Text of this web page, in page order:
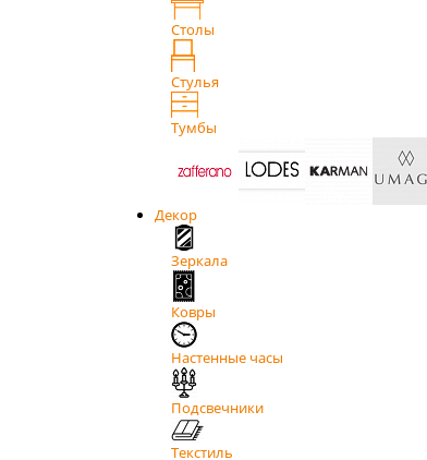
Столы
Стулья
Тумбы
Декор
Зеркала
Ковры
Настенные часы
Подсвечники
Текстиль